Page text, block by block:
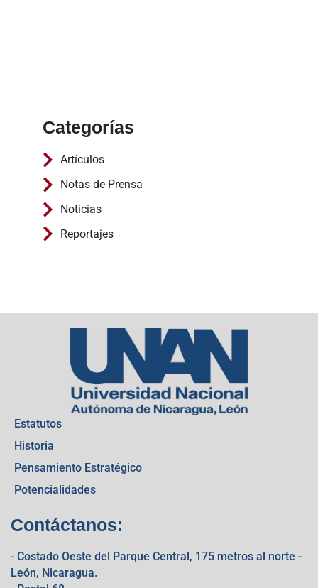
Categorías
Artículos
Notas de Prensa
Noticias
Reportajes
Estatutos
Historia
Pensamiento Estratégico
Potencialidades
Contáctanos:
- Costado Oeste del Parque Central, 175 metros al norte -
León, Nicaragua.